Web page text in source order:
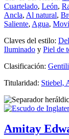
Cuartelado, León,
Ancla, Al natural,
Saliente, Agua,
Claves del estilo:
Iluminado y Piel de
Clasificación:
Titularidad: Stiebel,
Amitay